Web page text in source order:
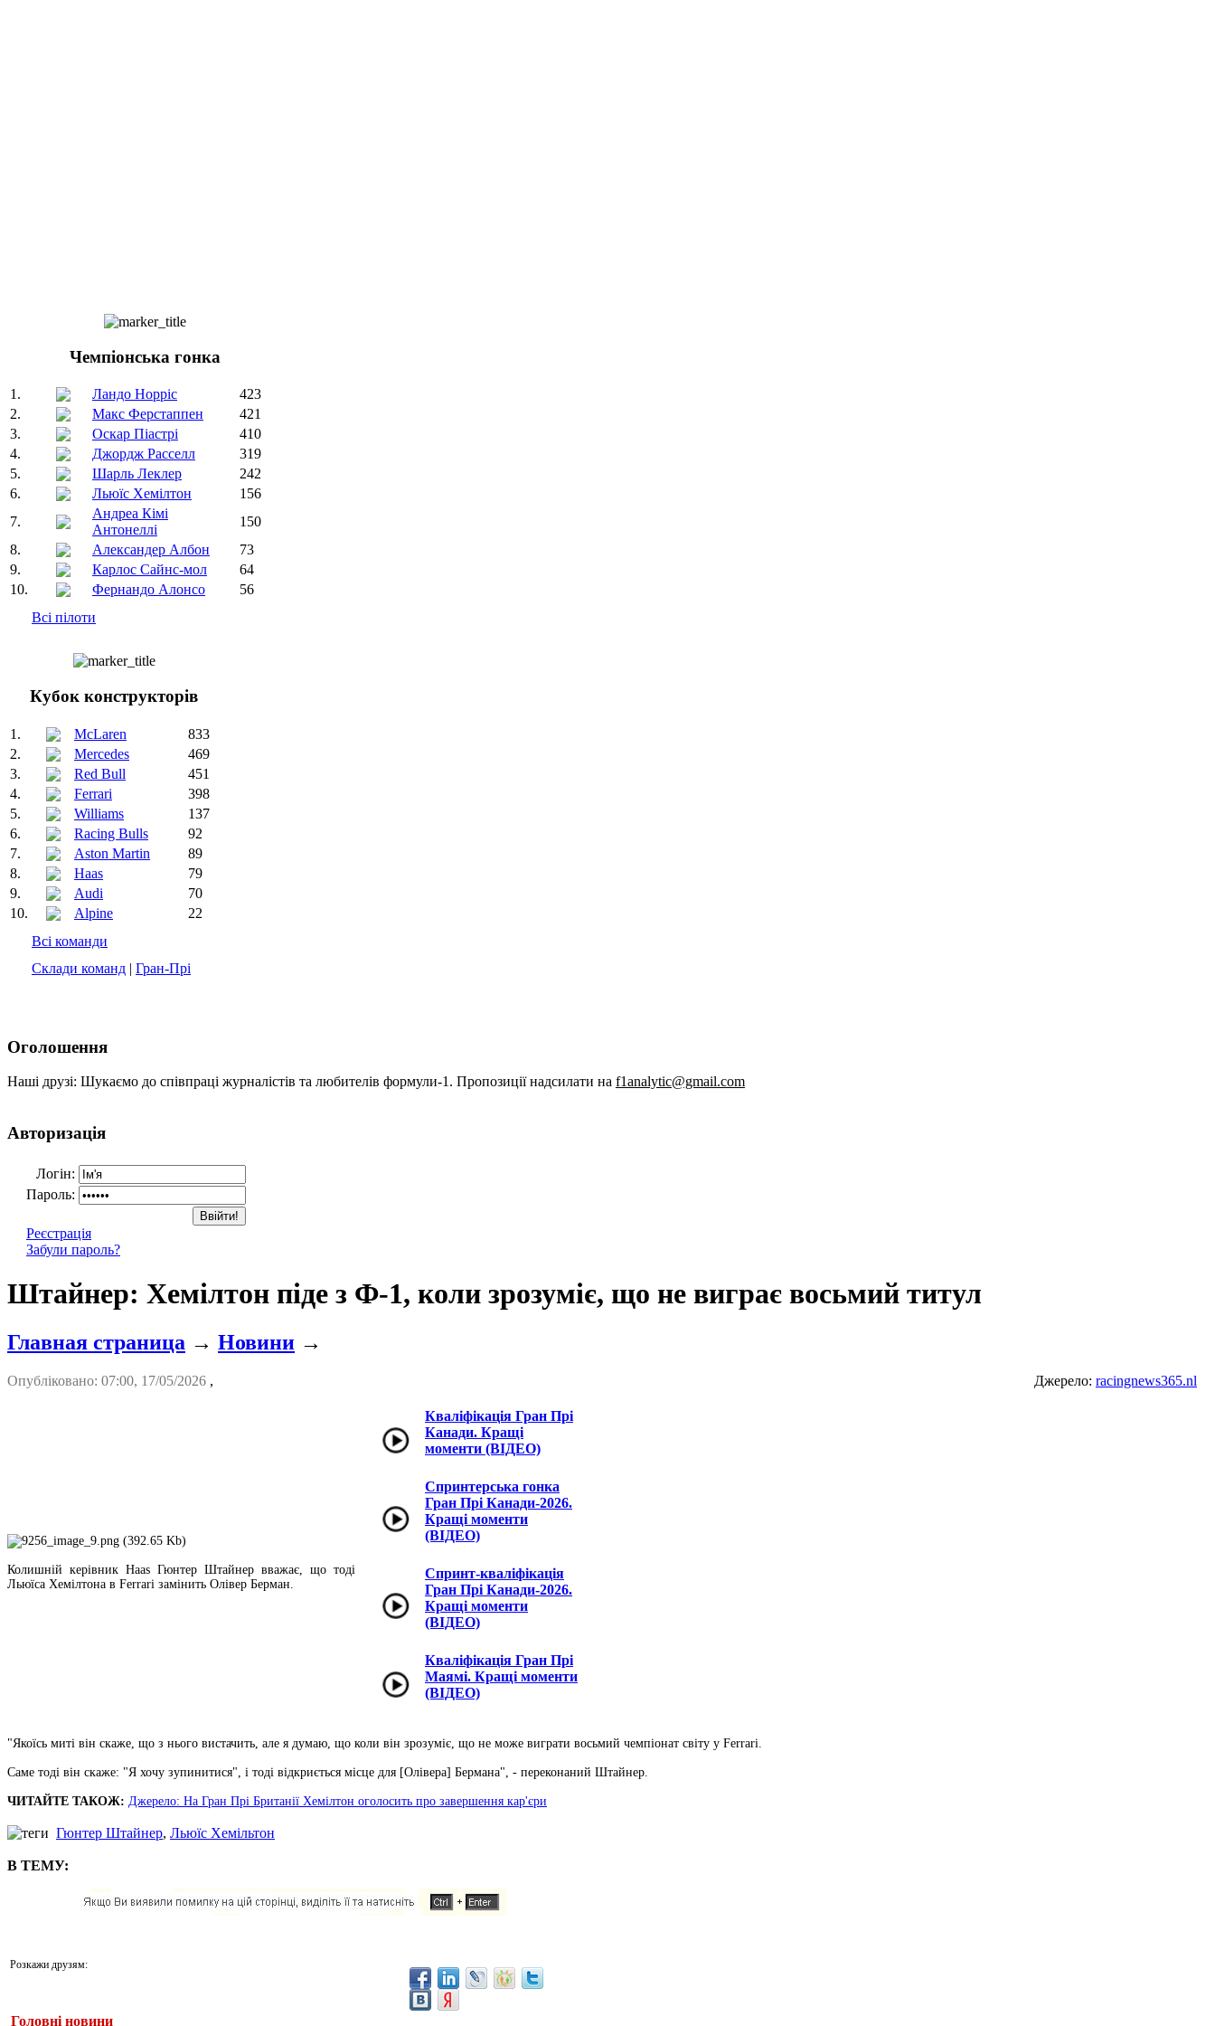
Чемпіонська гонка
1. Ландо Норріс
423
2.
Макс Ферстаппен
421
3.
Оскар Піастрі
410
4.
Джордж Расселл
319
5.
Шарль Леклер
242
6.
Льюїс Хемілтон
156
7.
Андреа Кімі
Антонеллі
150
8.
Александер Албон
73
9.
Карлос Сайнс-мол
64
10.
Фернандо Алонсо
56
Всі пілоти
Кубок конструкторів
1. McLaren
833
2.
Mercedes
469
3.
Red Bull
451
4.
Ferrari
398
5.
Williams
137
6.
Racing Bulls
92
7.
Aston Martin
89
8.
Haas
79
9.
Audi
70
10.
Alpine
22
Всі команди
Склади команд | Гран-Прі
Оголошення
Наші друзі: Шукаємо до співпраці журналістів та любителів формули-1. Пропозиції надсилати на f1analytic@gmail.com
Авторизація
Логін:
Пароль:
Реєстрація
Забули пароль?
Штайнер: Хемілтон піде з Ф-1, коли зрозуміє, що не виграє восьмий титул
Главная страница → Новини →
Опубліковано: 07:00, 17/05/2026 , Джерело: racingnews365.nl
Колишній керівник Haas Гюнтер Штайнер вважає, що тоді
Льюїса Хемілтона в Ferrari замінить Олівер Берман.
Кваліфікація Гран Прі
Канади. Кращі
моменти (ВІДЕО)
Спринтерська гонка
Гран Прі Канади-2026.
Кращі моменти
(ВІДЕО)
Спринт-кваліфікація
Гран Прі Канади-2026.
Кращі моменти
(ВІДЕО)
Кваліфікація Гран Прі
Маямі. Кращі моменти
(ВІДЕО)
"Якоїсь миті він скаже, що з нього вистачить, але я думаю, що коли він зрозуміє, що не може виграти восьмий чемпіонат світу у Ferrarі.
Саме тоді він скаже: "Я хочу зупинитися", і тоді відкриється місце для [Олівера] Бермана", - переконаний Штайнер.
ЧИТАЙТЕ ТАКОЖ: Джерело: На Гран Прі Британії Хемілтон оголосить про завершення кар'єри
Гюнтер Штайнер, Льюїс Хемільтон
В ТЕМУ:
Розкажи друзям:
Головні новини